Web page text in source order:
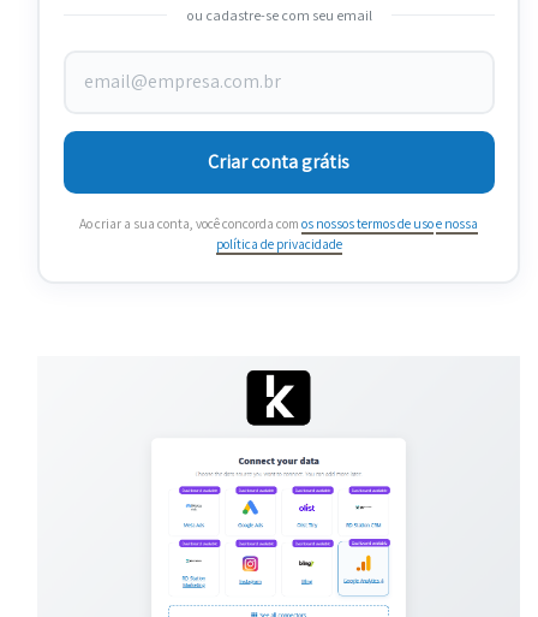
ou cadastre-se com seu email
Criar conta grátis
Ao criar a sua conta, você concorda com os nossos termos de usoe nossa
política de privacidade